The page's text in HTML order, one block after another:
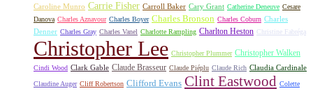
Caroline Munro Carrie Fisher Carroll Baker Cary Grant Catherine Deneuve Cesare
Danova Charles Aznavour Charles Boyer Charles Bronson Charles Coburn Charles
Denner Charles Gray Charles Vanel Charlotte Rampling Charlton Heston Christine Fabréga
Christopher Lee Christopher Plummer Christopher Walken
Cindi Wood Clark Gable Claude Brasseur Claude Piéplu Claude Rich Claudia Cardinale
Claudine Auger Cliff Robertson Clifford Evans Clint Eastwood Colette